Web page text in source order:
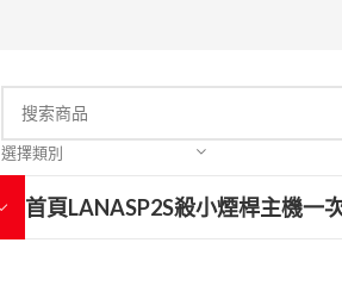
選擇類別
首頁LANASP2S殺小煙桿主機一